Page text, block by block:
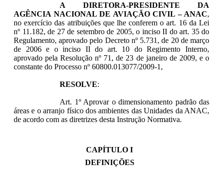
A DIRETORA-PRESIDENTE DA
AGÊNCIA NACIONAL DE AVIAÇÃO CIVIL – ANAC,
no exercício das atribuições que lhe conferem o art. 16 da Lei
nº 11.182, de 27 de setembro de 2005, o inciso II do art. 35 do
Regulamento, aprovado pelo Decreto nº 5.731, de 20 de março
de 2006 e o inciso II do art. 10 do Regimento Interno,
aprovado pela Resolução nº 71, de 23 de janeiro de 2009, e o
constante do Processo nº 60800.013077/2009-1,
RESOLVE:
Art. 1º Aprovar o dimensionamento padrão das
áreas e o arranjo físico dos ambientes das Unidades da ANAC,
de acordo com as diretrizes desta Instrução Normativa.
CAPÍTULO I
DEFINIÇÕES